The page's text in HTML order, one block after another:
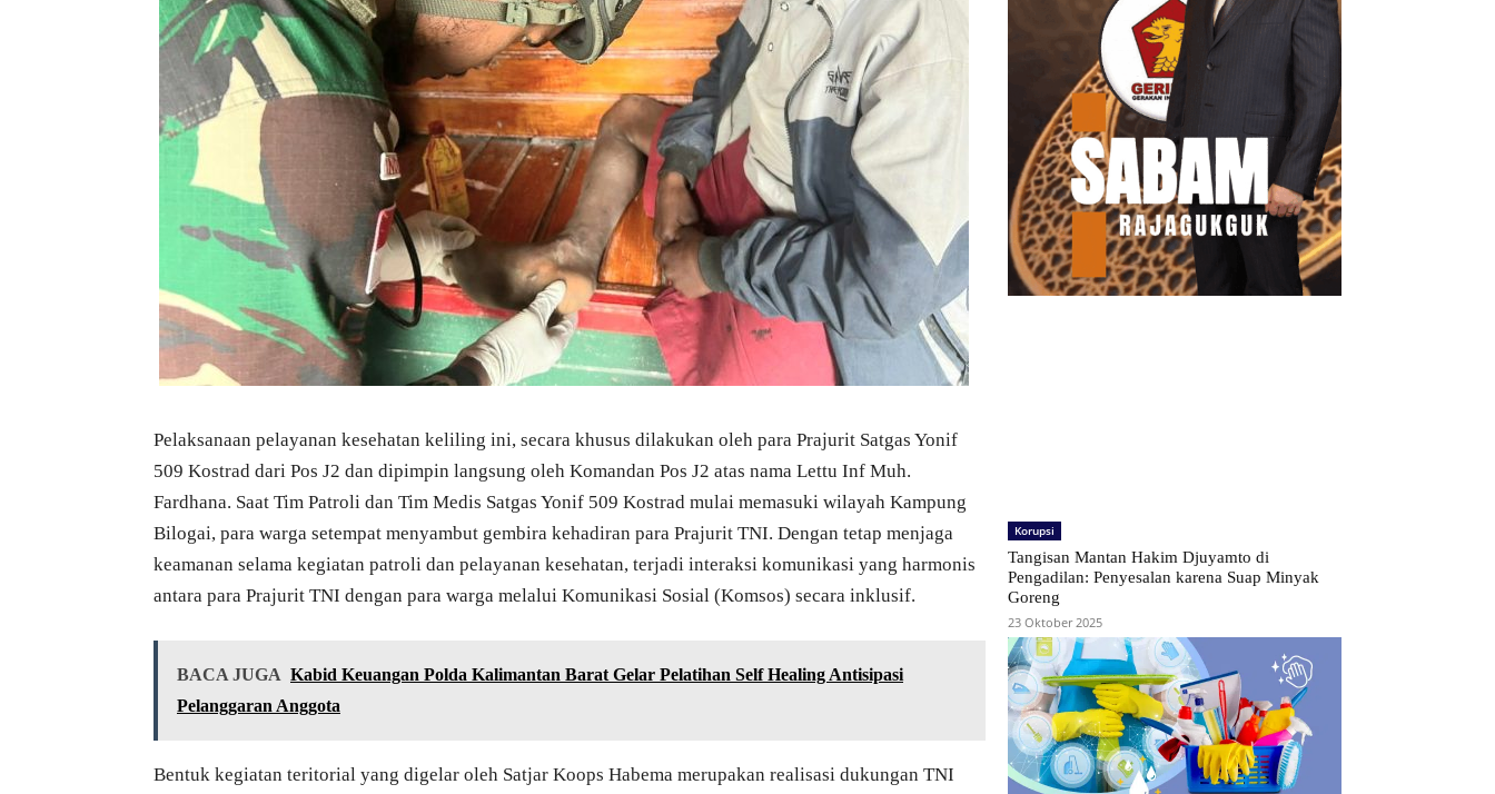
Pelaksanaan pelayanan kesehatan keliling ini, secara khusus dilakukan oleh para Prajurit Satgas Yonif
509 Kostrad dari Pos J2 dan dipimpin langsung oleh Komandan Pos J2 atas nama Lettu Inf Muh.
Fardhana. Saat Tim Patroli dan Tim Medis Satgas Yonif 509 Kostrad mulai memasuki wilayah Kampung
Bilogai, para warga setempat menyambut gembira kehadiran para Prajurit TNI. Dengan tetap menjaga
keamanan selama kegiatan patroli dan pelayanan kesehatan, terjadi interaksi komunikasi yang harmonis
antara para Prajurit TNI dengan para warga melalui Komunikasi Sosial (Komsos) secara inklusif.
BACA JUGA Kabid Keuangan Polda Kalimantan Barat Gelar Pelatihan Self Healing Antisipasi
Pelanggaran Anggota
Bentuk kegiatan teritorial yang digelar oleh Satjar Koops Habema merupakan realisasi dukungan TNI
Korupsi
Tangisan Mantan Hakim Djuyamto di
Pengadilan: Penyesalan karena Suap Minyak
Goreng
23 Oktober 2025